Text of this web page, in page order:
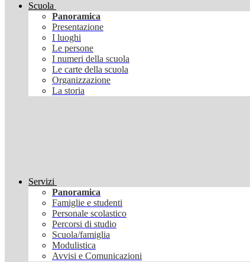
Scuola
Panoramica
Presentazione
I luoghi
Le persone
I numeri della scuola
Le carte della scuola
Organizzazione
La storia
Servizi
Panoramica
Famiglie e studenti
Personale scolastico
Percorsi di studio
Scuola/famiglia
Modulistica
Avvisi e Comunicazioni